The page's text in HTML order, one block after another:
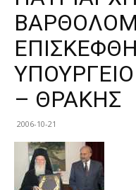
– ΘΡΑΚΗΣ
2006-10-21